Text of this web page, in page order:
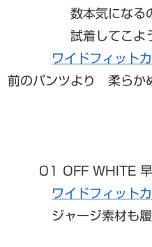
数本気になる
試着してこよ
ワイドフィット
前のパンツより 柔らか
01 OFF WHITE 早
ワイドフィット
ジャージ素材も